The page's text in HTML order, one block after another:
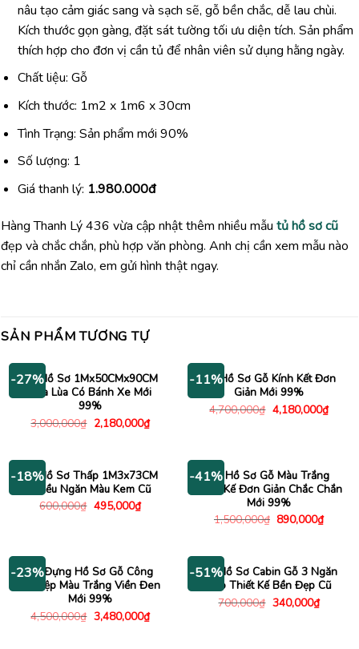
nâu tạo cảm giác sang và sạch sẽ, gỗ bền chắc, dễ lau chùi.
Kích thước gọn gàng, đặt sát tường tối ưu diện tích. Sản phẩm
thích hợp cho đơn vị cần tủ để nhân viên sử dụng hằng ngày.
Chất liệu: Gỗ
Kích thước: 1m2 x 1m6 x 30cm
Tình Trạng: Sản phẩm mới 90%
Số lượng: 1
Giá thanh lý: 1.980.000đ
Hàng Thanh Lý 436 vừa cập nhật thêm nhiều mẫu tủ hồ sơ cũ
đẹp và chắc chắn, phù hợp văn phòng. Anh chị cần xem mẫu nào
chỉ cần nhắn Zalo, em gửi hình thật ngay.
SẢN PHẨM TƯƠNG TỰ
-27%
Tủ Hồ Sơ 1Mx50CMx90CM
Cửa Lùa Có Bánh Xe Mới
99%
3,000,000₫ Giá
gốc
2,180,000₫Giá
hiện
2,180,000₫.
-11%
Tủ Hồ Sơ Gỗ Kính Kết Đơn
Giản Mới 99%
4,700,000₫ Giá
gốc
4,180,000₫Giá
hiện
-18%
Kệ Hồ Sơ Thấp 1M3x73CM
Nhiều Ngăn Màu Kem Cũ
600,000₫ Giá
495,000₫Giá
hiện
-41%Tủ Hồ Sơ Gỗ Màu Trắng
Thiết Kế Đơn Giản Chắc Chắn
Mới 99%
1,500,000₫ Giá
890,000₫Giá
hiện
-23%Tủ Đựng Hồ Sơ Gỗ Công
Nghiệp Màu Trắng Viền Đen
Mới 99%
4,500,000₫ Giá
gốc
3,480,000₫Giá
hiện
-51%
Tủ Hồ Sơ Cabin Gỗ 3 Ngăn
Kéo Thiết Kế Bền Đẹp Cũ
700,000₫ Giá
340,000₫Giá
hiện